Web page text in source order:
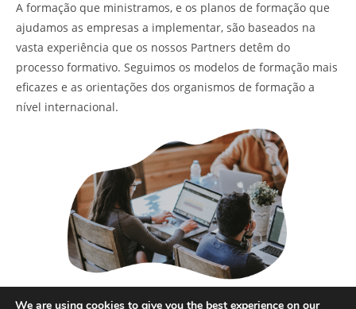
A formação que ministramos, e os planos de formação que
ajudamos as empresas a implementar, são baseados na
vasta experiência que os nossos Partners detêm do
processo formativo. Seguimos os modelos de formação mais
eficazes e as orientações dos organismos de formação a
nível internacional.
Saber mais
We are using cookies to give you the best experience on our